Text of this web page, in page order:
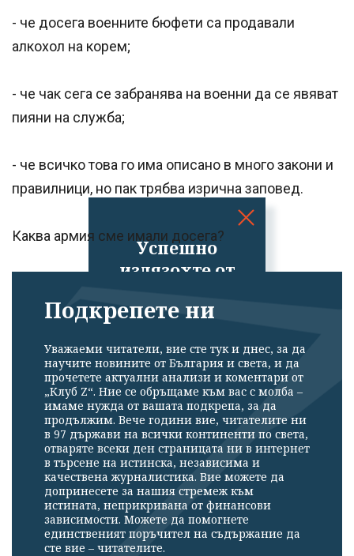
Успешно
излязохте от
- че досега военните бюфети са продавали
алкохол на корем;
- че чак сега се забранява на военни да се явяват
пияни на служба;
- че всичко това го има описано в много закони и
правилници, но пак трябва изрична заповед.
Каква армия сме имали досега?
Подкрепете ни
Уважаеми читатели, вие сте тук и днес, за да
научите новините от България и света, и да
прочетете актуални анализи и коментари от
„Клуб Z“. Ние се обръщаме към вас с молба –
имаме нужда от вашата подкрепа, за да
продължим. Вече години вие, читателите ни
в 97 държави на всички континенти по света,
отваряте всеки ден страницата ни в интернет
в търсене на истинска, независима и
качествена журналистика. Вие можете да
допринесете за нашия стремеж към
истината, неприкривана от финансови
зависимости. Можете да помогнете
единственият поръчител на съдържание да
сте вие – читателите.